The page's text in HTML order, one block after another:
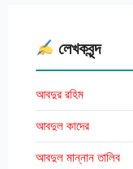
লেখকবৃন্দ
আবদুর রহিম
আবদুল কাদের
আবদুল মান্নান তালিব